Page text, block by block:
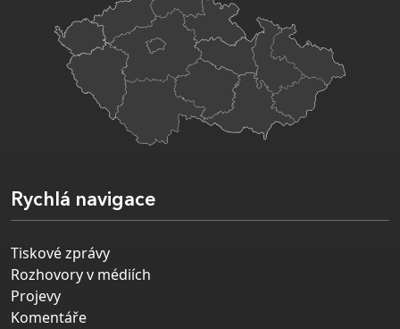
Rychlá navigace
Tiskové zprávy
Rozhovory v médiích
Projevy
Komentáře